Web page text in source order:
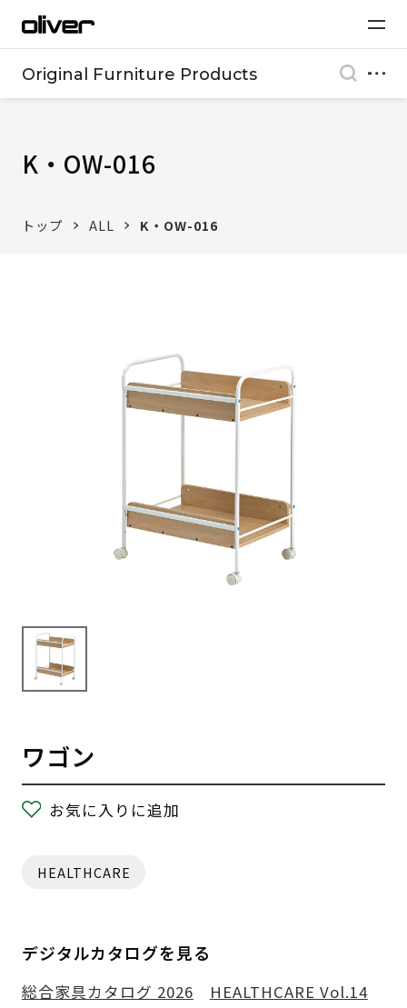
Original Furniture Products
K・OW-016
トップ ALL K・OW-016
ワゴン
お気に入りに追加
HEALTHCARE
デジタルカタログを見る
総合家具カタログ 2026 HEALTHCARE Vol.14